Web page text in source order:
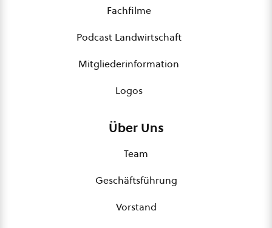
Fachfilme
Podcast Landwirtschaft
Mitgliederinformation
Logos
Über Uns
Team
Geschäftsführung
Vorstand